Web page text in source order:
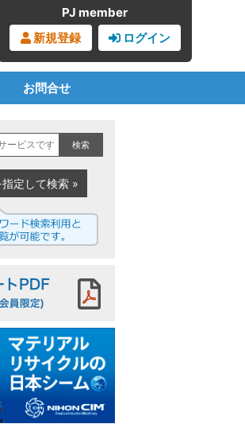
PJ member
新規登録
ログイン
お問合せ
購読の申込み
広告の申込み
ラジャーナルとは
PJからのお知らせ
検索
定して検索 »
マンスリーレポート